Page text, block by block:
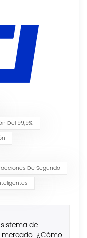
Del 99,9%.
De Segundo
de
¿Cómo